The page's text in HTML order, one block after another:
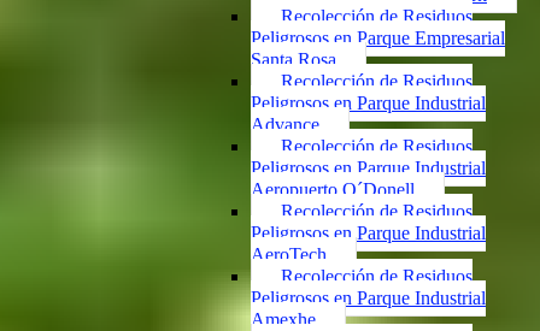
Recolección de Residuos
Peligrosos en Parque Empresarial
Santa Rosa
Recolección de Residuos
Peligrosos en Parque Industrial
Advance
Recolección de Residuos
Peligrosos en Parque Industrial
Aeropuerto O´Donell
Recolección de Residuos
Peligrosos en Parque Industrial
AeroTech
Recolección de Residuos
Peligrosos en Parque Industrial
Amexhe